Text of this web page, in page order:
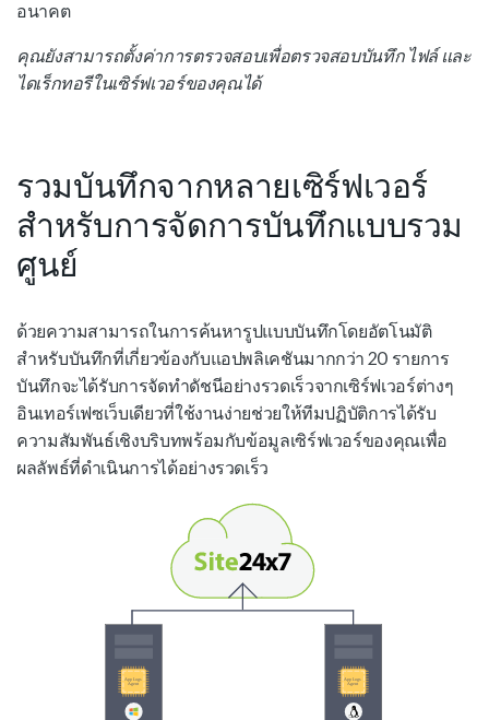
อนาคต
คุณยังสามารถตั้งค่าการตรวจสอบเพื่อตรวจสอบบันทึก ไฟล์ และ
ไดเร็กทอรีในเซิร์ฟเวอร์ของคุณได้
รวมบันทึกจากหลายเซิร์ฟเวอร์
สำหรับการจัดการบันทึกแบบรวม
ศูนย์
ด้วยความสามารถในการค้นหารูปแบบบันทึกโดยอัตโนมัติ
สำหรับบันทึกที่เกี่ยวข้องกับแอปพลิเคชันมากกว่า 20 รายการ
บันทึกจะได้รับการจัดทำดัชนีอย่างรวดเร็วจากเซิร์ฟเวอร์ต่างๆ
อินเทอร์เฟซเว็บเดียวที่ใช้งานง่ายช่วยให้ทีมปฏิบัติการได้รับ
ความสัมพันธ์เชิงบริบทพร้อมกับข้อมูลเซิร์ฟเวอร์ของคุณเพื่อ
ผลลัพธ์ที่ดำเนินการได้อย่างรวดเร็ว